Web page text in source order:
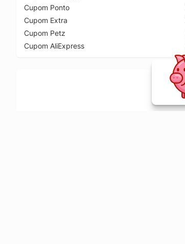
Cupom Ponto
Cupom Extra
Cupom Petz
Cupom AliExpress